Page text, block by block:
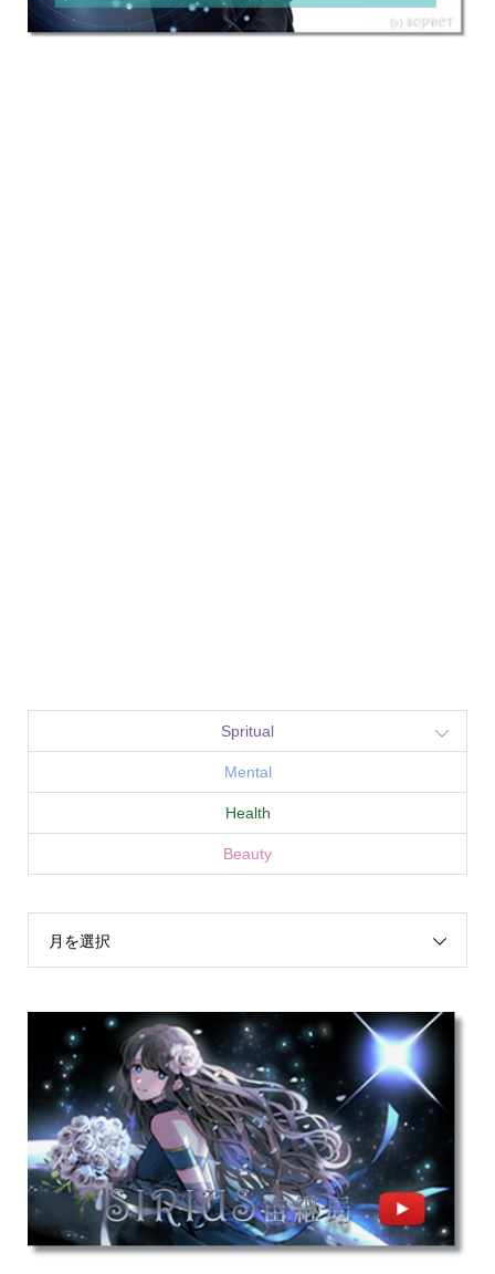
Spritual
Mental
Health
Beauty
月を選択